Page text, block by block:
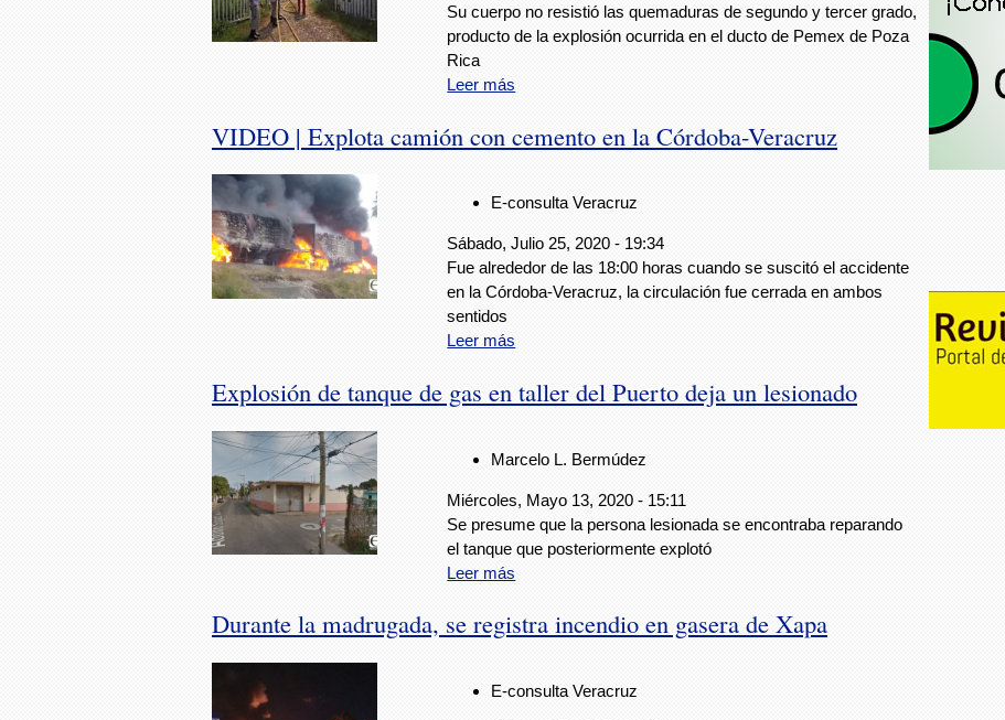
Su cuerpo no resistió las quemaduras de segundo y tercer grado,
producto de la explosión ocurrida en el ducto de Pemex de Poza
Rica
Leer más
VIDEO | Explota camión con cemento en la Córdoba-Veracruz
E-consulta Veracruz
Sábado, Julio 25, 2020 - 19:34
Fue alrededor de las 18:00 horas cuando se suscitó el accidente
en la Córdoba-Veracruz, la circulación fue cerrada en ambos
sentidos
Leer más
Explosión de tanque de gas en taller del Puerto deja un lesionado
Marcelo L. Bermúdez
Miércoles, Mayo 13, 2020 - 15:11
Se presume que la persona lesionada se encontraba reparando
el tanque que posteriormente explotó
Leer más
Durante la madrugada, se registra incendio en gasera de Xapa
E-consulta Veracruz